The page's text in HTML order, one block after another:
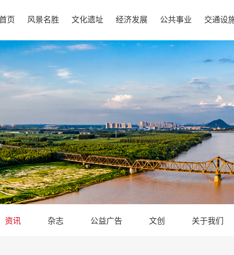
页 风景名胜 文化遗址 经济发展 公共事业 交通设
资讯 杂志 公益广告 文创 关于我们